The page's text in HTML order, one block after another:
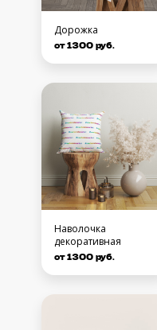
Дорожка
от 1300 руб.
Наволочка
декоративная
от 1300 руб.